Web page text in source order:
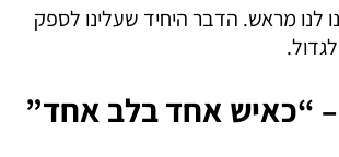
לנו מראש. הדבר היחיד שעלינו לספק
“כאיש אחד בלב אחד”